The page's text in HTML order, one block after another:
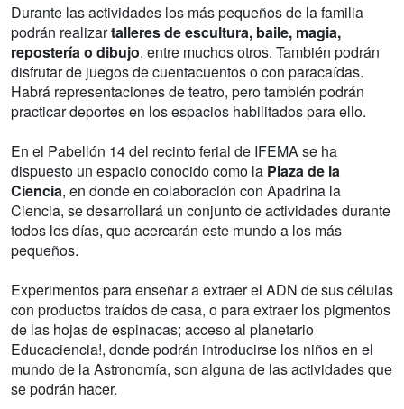
Durante las actividades los más pequeños de la familia
podrán realizartalleres de escultura, baile, magia,
repostería o dibujo, entre muchos otros. También podrán
disfrutar de juegos de cuentacuentos o con paracaídas.
Habrá representaciones de teatro, pero también podrán
practicar deportes en los espacios habilitados para ello.
En el Pabellón 14 del recinto ferial de IFEMA se ha
dispuesto un espacio conocido como la Plaza de la
Ciencia, en donde en colaboración con Apadrina la
Ciencia, se desarrollará un conjunto de actividades durante
todos los días, que acercarán este mundo a los más
pequeños.
Experimentos para enseñar a extraer el ADN de sus células
con productos traídos de casa, o para extraer los pigmentos
de las hojas de espinacas; acceso al planetario
Educaciencia!, donde podrán introducirse los niños en el
mundo de la Astronomía, son alguna de las actividades que
se podrán hacer.